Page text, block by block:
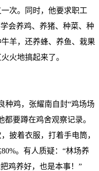
次。同时，他要求职工
会养鸡、养猪、种菜、种
羊，还养蜂、养鱼、栽果
火地搞起来了。
种鸡，张耀南自封“鸡场场
要蹲在鸡舍观察记录。
披着衣服，打着手电筒，
。有人质疑：“林场养
鸡养好，也是本事！”